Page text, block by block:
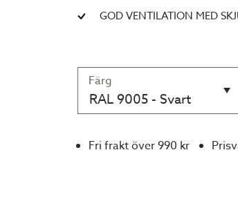
GOD VENTILATION MED
Färg
RAL 9005 - Svart
Fri frakt över 990 kr